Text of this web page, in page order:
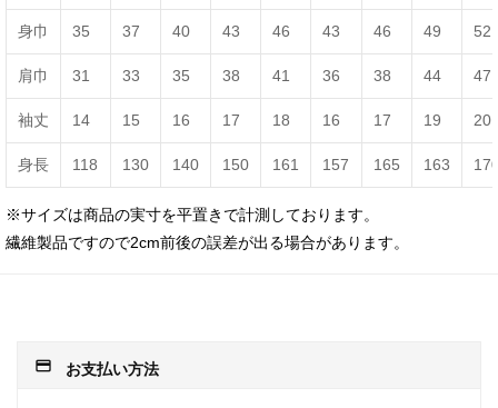
身巾 35 37 40 43 46 43 46 49 52
肩巾 31 33 35 38 41 36 38 44 47
袖丈 14 15 16 17 18 16 17 19 20
身長 118 130 140 150 161 157 165 163
※サイズは商品の実寸を平置きで計測しております。
繊維製品ですので2cm前後の誤差が出る場合があります。
payment お支払い方法